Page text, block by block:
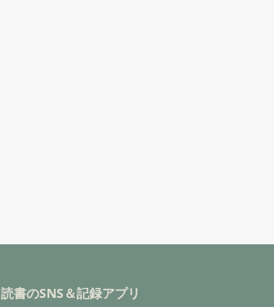
読書のSNS＆記録アプリ